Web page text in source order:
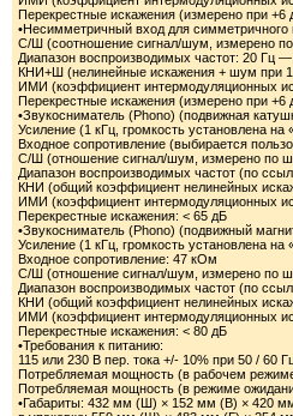
Перекрестные искажения (измерено при +6
•Несимметричный вход для симметричного
С/Ш (соотношение сигнал/шум, измерено
Диапазон воспроизводимых частот: 20 Гц
КНИ+Ш (нелинейные искажения + шум при 1
ИМИ (коэффициент интермодуляционных
Перекрестные искажения (измерено при +6
•Звукосниматель (Phono) (подвижная
Усиление (1 кГц, громкость установлена на
Входное сопротивление (выбирается
С/Ш (отношение сигнал/шум, измерено по
Диапазон воспроизводимых частот (по
КНИ (общий коэффициент нелинейных
ИМИ (коэффициент интермодуляционных
Перекрестные искажения: < 65 дБ
•Звукосниматель (Phono) (подвижный
Усиление (1 кГц, громкость установлена на
Входное сопротивление: 47 кОм
С/Ш (отношение сигнал/шум, измерено по
Диапазон воспроизводимых частот (по
КНИ (общий коэффициент нелинейных
ИМИ (коэффициент интермодуляционных
Перекрестные искажения: < 80 дБ
•Требования к питанию:
115 или 230 В пер. тока +/- 10% при 50 / 60
Потребляемая мощность (в рабочем
Потребляемая мощность (в режиме
•Габариты: 432 мм (Ш) × 152 мм (В) × 420